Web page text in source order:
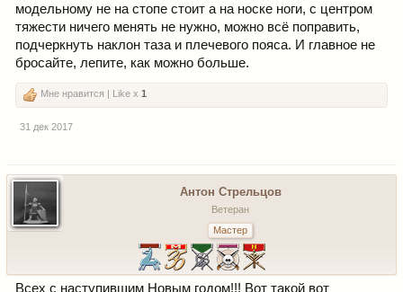
модельному не на стопе стоит а на носке ноги, с центром
тяжести ничего менять не нужно, можно всё поправить,
подчеркнуть наклон таза и плечевого пояса. И главное не
бросайте, лепите, как можно больше.
Мне нравится | Like x 1
31 дек 2017
Антон Стрельцов
Ветеран
Мастер
Всех с наступившим Новым годом!!! Вот такой вот